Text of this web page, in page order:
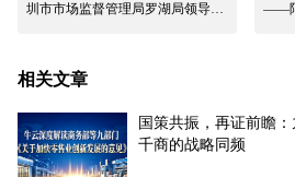
圳市市场监督管理局罗湖局领导一
——阿
相关文章
国策共振，再证前瞻
千商的战略同频